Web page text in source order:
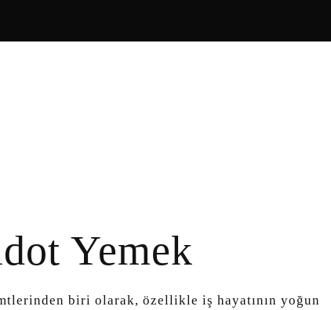
Yemek
biri olarak, özellikle iş hayatının yoğun